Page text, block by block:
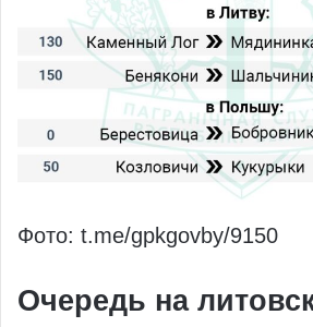
Фото: t.me/gpkgovby/9150
Очередь на